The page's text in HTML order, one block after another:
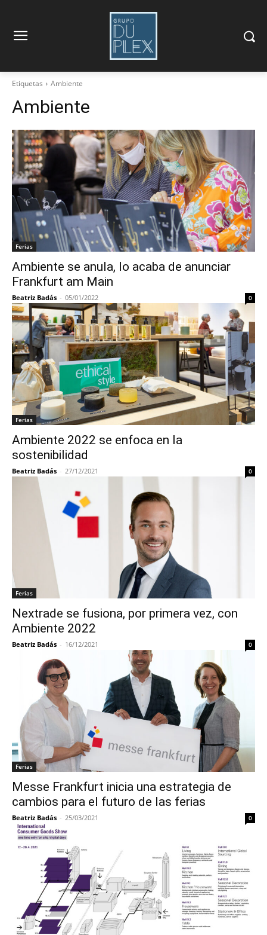
Etiquetas Ambiente
Ambiente
Ferias
Ambiente se anula, lo acaba de anunciar
Frankfurt am Main
Beatriz Badás - 05/01/2022 0
Ferias
Ambiente 2022 se enfoca en la
sostenibilidad
Beatriz Badás - 27/12/2021 0
Ferias
Nextrade se fusiona, por primera vez, con
Ambiente 2022
Beatriz Badás - 16/12/2021 0
Ferias
Messe Frankfurt inicia una estrategia de
cambios para el futuro de las ferias
Beatriz Badás - 25/03/2021 0